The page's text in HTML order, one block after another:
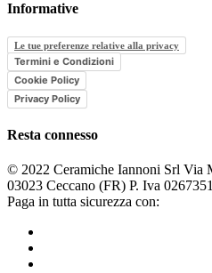
Informative
Le tue preferenze relative alla privacy
Termini e Condizioni
Cookie Policy
Privacy Policy
Resta connesso
© 2022 Ceramiche Iannoni Srl Via
03023 Ceccano (FR) P. Iva
Paga in tutta sicurezza con: